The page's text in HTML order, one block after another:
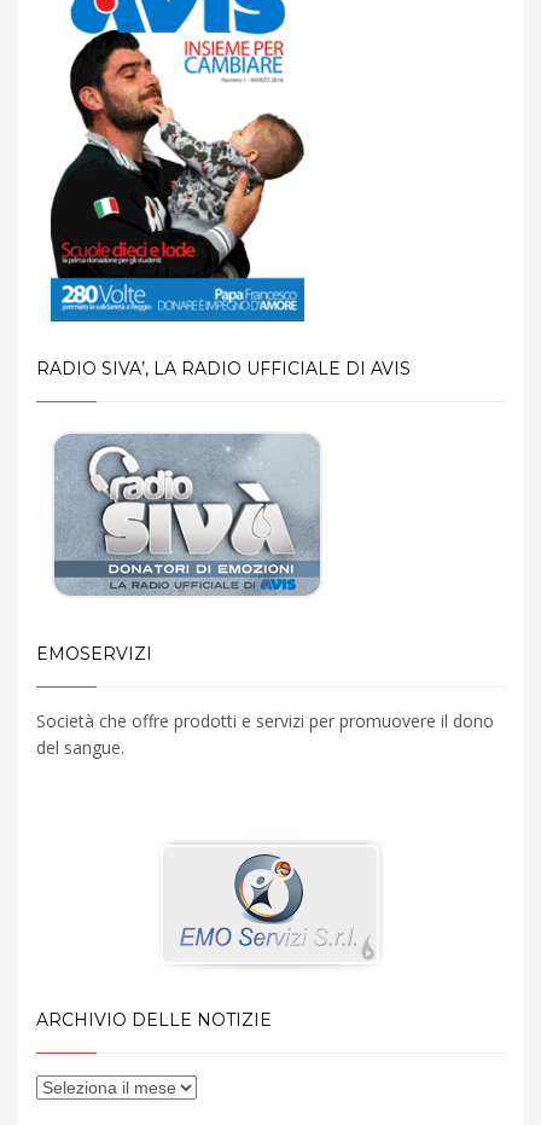
RADIO SIVA’, LA RADIO UFFICIALE DI AVIS
EMOSERVIZI
Società che offre prodotti e servizi per promuovere il dono
del sangue.
ARCHIVIO DELLE NOTIZIE